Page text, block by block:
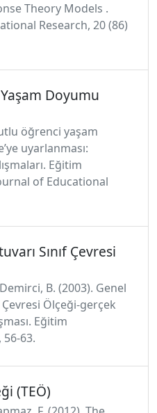
Theory Models .
Research, 20 (86)
Doyumu
öğrenci yaşam
uyarlanması:
Eğitim
of Educational
Sınıf Çevresi
B. (2003). Genel
Çevresi Ölçeği-gerçek
Eğitim
56-63.
(TEÖ)